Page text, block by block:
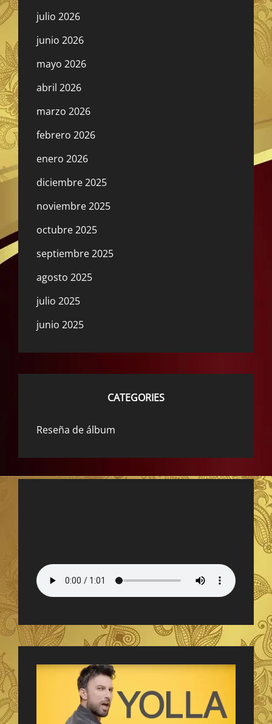
julio 2026
junio 2026
mayo 2026
abril 2026
marzo 2026
febrero 2026
enero 2026
diciembre 2025
noviembre 2025
octubre 2025
septiembre 2025
agosto 2025
julio 2025
junio 2025
CATEGORIES
Reseña de álbum